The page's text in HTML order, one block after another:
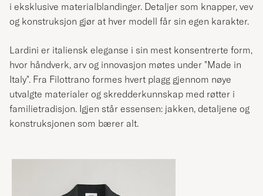
i eksklusive materialblandinger. Detaljer som knapper, vev
og konstruksjon gjør at hver modell får sin egen karakter.
Lardini er italiensk eleganse i sin mest konsentrerte form,
hvor håndverk, arv og innovasjon møtes under "Made in
Italy". Fra Filottrano formes hvert plagg gjennom nøye
utvalgte materialer og skredderkunnskap med røtter i
familietradisjon. Igjen står essensen: jakken, detaljene og
konstruksjonen som bærer alt.